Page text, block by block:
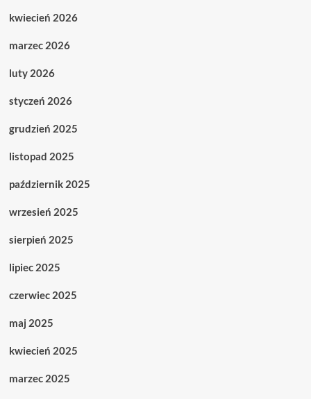
kwiecień 2026
marzec 2026
luty 2026
styczeń 2026
grudzień 2025
listopad 2025
październik 2025
wrzesień 2025
sierpień 2025
lipiec 2025
czerwiec 2025
maj 2025
kwiecień 2025
marzec 2025